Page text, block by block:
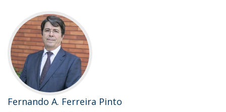
Fernando A. Ferreira Pinto